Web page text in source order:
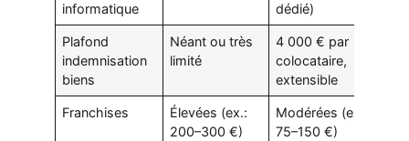
informatique
dédié)
Plafond
indemnisation
biens
Néant ou très
limité
4 000 € par
colocataire,
extensible
Franchises
Élevées (ex.:
200–300 €)
Modérées (ex.:
75–150 €)